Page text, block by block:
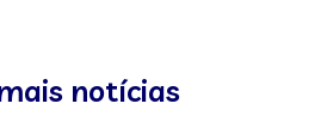
notícias